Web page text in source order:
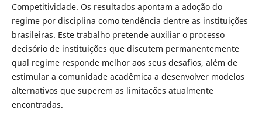
Competitividade. Os resultados apontam a adoção do
regime por disciplina como tendência dentre as instituições
brasileiras. Este trabalho pretende auxiliar o processo
decisório de instituições que discutem permanentemente
qual regime responde melhor aos seus desafios, além de
estimular a comunidade acadêmica a desenvolver modelos
alternativos que superem as limitações atualmente
encontradas.